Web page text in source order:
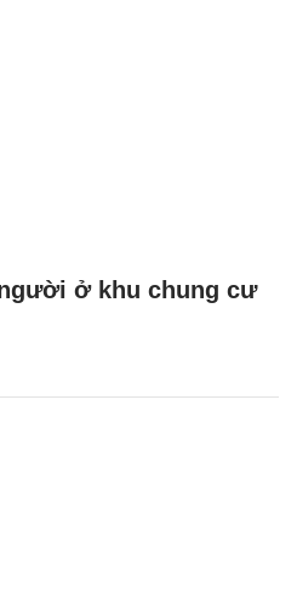
ở khu chung cư